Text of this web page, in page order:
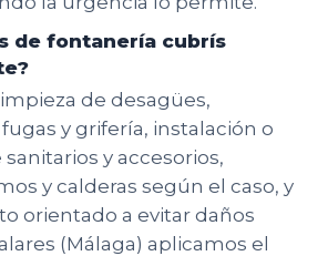
de fontanería cubrís
de desagües,
y grifería, instalación o
y accesorios,
y calderas según el caso, y
orientado a evitar daños
(Málaga) aplicamos el